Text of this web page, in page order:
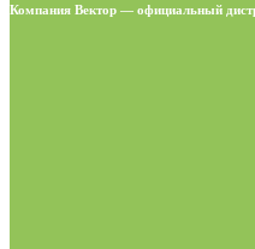
Компания Вектор — официальный